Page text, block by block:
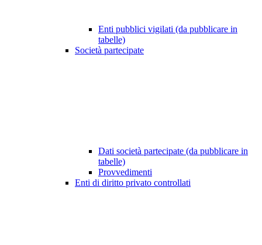
Enti pubblici vigilati (da pubblicare in
tabelle)
Società partecipate
Dati società partecipate (da pubblicare in
tabelle)
Provvedimenti
Enti di diritto privato controllati